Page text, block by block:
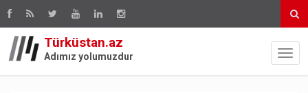
Türküstan.az
Adımız yolumuzdur